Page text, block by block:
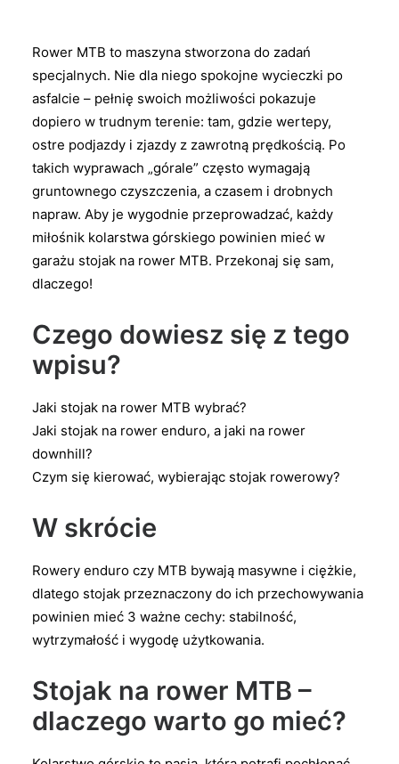
Rower MTB to maszyna stworzona do zadań
specjalnych. Nie dla niego spokojne wycieczki po
asfalcie – pełnię swoich możliwości pokazuje
dopiero w trudnym terenie: tam, gdzie wertepy,
ostre podjazdy i zjazdy z zawrotną prędkością. Po
takich wyprawach „górale” często wymagają
gruntownego czyszczenia, a czasem i drobnych
napraw. Aby je wygodnie przeprowadzać, każdy
miłośnik kolarstwa górskiego powinien mieć w
garażu stojak na rower MTB. Przekonaj się sam,
dlaczego!
Czego dowiesz się z tego
wpisu?
Jaki stojak na rower MTB wybrać?
Jaki stojak na rower enduro, a jaki na rower
downhill?
Czym się kierować, wybierając stojak rowerowy?
W skrócie
Rowery enduro czy MTB bywają masywne i ciężkie,
dlatego stojak przeznaczony do ich przechowywania
powinien mieć 3 ważne cechy: stabilność,
wytrzymałość i wygodę użytkowania.
Stojak na rower MTB –
dlaczego warto go mieć?